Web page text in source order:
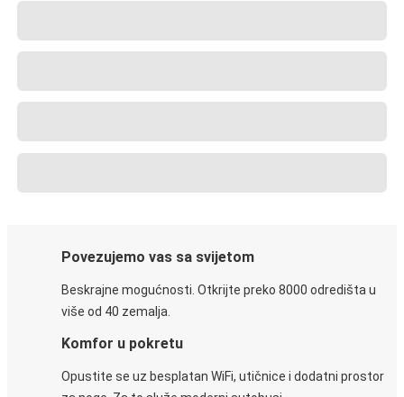
Povezujemo vas sa svijetom
Beskrajne mogućnosti. Otkrijte preko 8000 odredišta u
više od 40 zemalja.
Komfor u pokretu
Opustite se uz besplatan WiFi, utičnice i dodatni prostor